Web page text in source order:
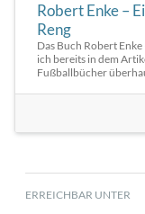
Robert Enke –
Reng
Das Buch Robert
ich bereits in dem
Fußballbücher
ERREICHBAR UNTER